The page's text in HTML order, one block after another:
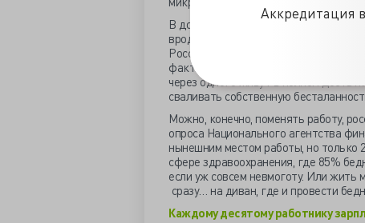
Аккредитация
В добывающей промышленности
вроде бы обычно, хоть и совершенно
Росстата: даже в вечно жалующейся
фактически богатых - 47%, а в
через одного живут в полном
сваливать собственную
Можно, конечно, поменять работу,
опроса Национального агентства
нынешним местом работы, но только
сфере здравоохранения, где 85%
если уж совсем невмоготу. Или жить
сразу… на диван, где и провести
Каждому десятому работнику